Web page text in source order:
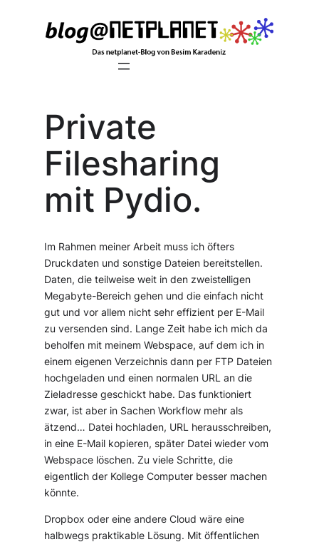
Private
Filesharing
mit Pydio.
Im Rahmen meiner Arbeit muss ich öfters
Druckdaten und sonstige Dateien bereitstellen.
Daten, die teilweise weit in den zweistelligen
Megabyte-Bereich gehen und die einfach nicht
gut und vor allem nicht sehr effizient per E-Mail
zu versenden sind. Lange Zeit habe ich mich da
beholfen mit meinem Webspace, auf dem ich in
einem eigenen Verzeichnis dann per FTP Dateien
hochgeladen und einen normalen URL an die
Zieladresse geschickt habe. Das funktioniert
zwar, ist aber in Sachen Workflow mehr als
ätzend… Datei hochladen, URL herausschreiben,
in eine E-Mail kopieren, später Datei wieder vom
Webspace löschen. Zu viele Schritte, die
eigentlich der Kollege Computer besser machen
könnte.
Dropbox oder eine andere Cloud wäre eine
halbwegs praktikable Lösung. Mit öffentlichen